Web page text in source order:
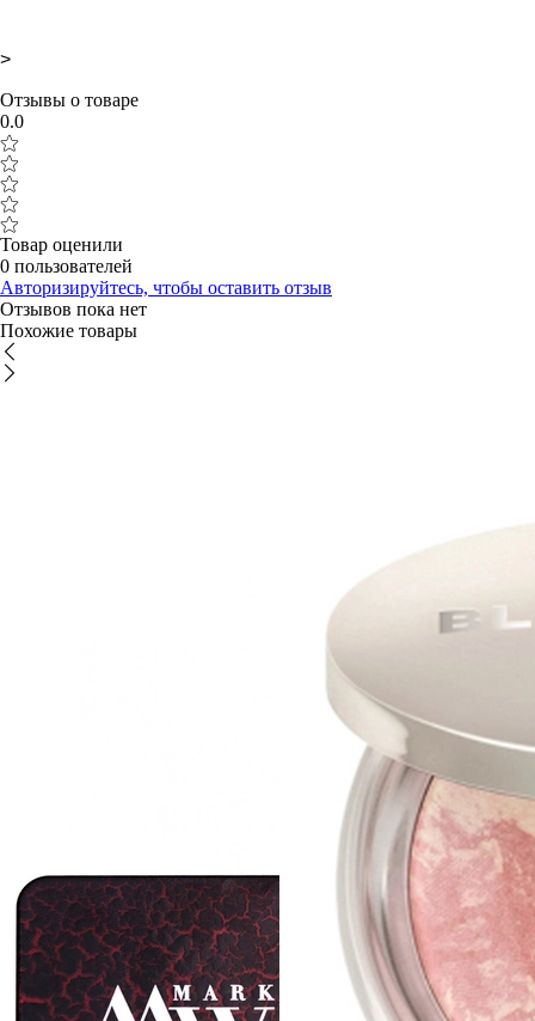
>
Отзывы о товаре
0.0
Товар оценили
0 пользователей
Авторизируйтесь, чтобы оставить отзыв
Отзывов пока нет
Похожие товары